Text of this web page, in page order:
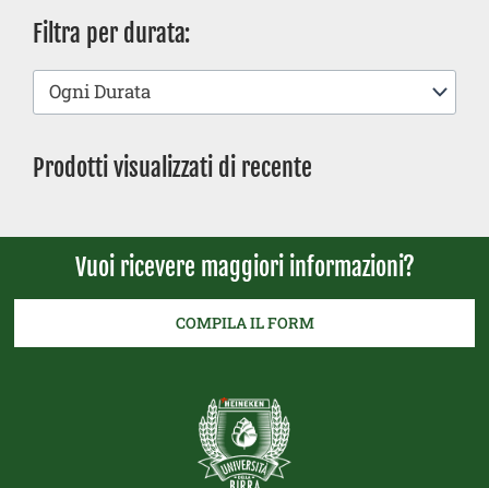
Filtra per durata:
Ogni Durata
Prodotti visualizzati di recente
Vuoi ricevere maggiori informazioni?
COMPILA IL FORM